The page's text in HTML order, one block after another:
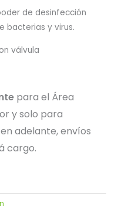
de desinfección
bacterias y virus.
válvula
para el Área
y solo para
adelante, envíos
cargo.